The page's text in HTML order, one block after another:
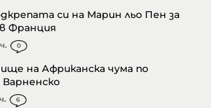
си на Марин льо Пен за
Франция
0
на Африканска чума по
6